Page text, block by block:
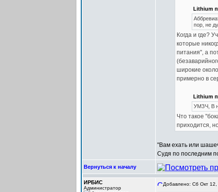
Lithium
пор, не
Когда и где?
которые
питания", а
широкие
примерно в
Lithium
УМЗЧ, В
Что такое
приходится,
"Вам ехать или
Судя по последним
Вернуться к началу
ИРБИС
Администратор
Добавлено: Сб Окт